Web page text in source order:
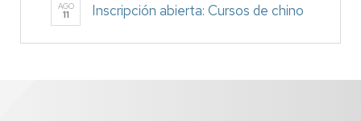
AGO
11 Inscripción abierta: Cursos de chino